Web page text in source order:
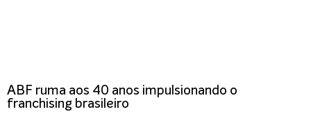
ABF ruma aos 40 anos impulsionando o
franchising brasileiro